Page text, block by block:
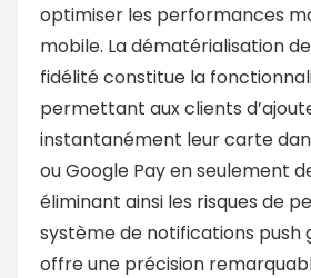
optimiser les performances
mobile. La dématérialisation
fidélité constitue la
permettant aux clients
instantanément leur carte
ou Google Pay en seulement
éliminant ainsi les risques de
système de notifications push
offre une précision